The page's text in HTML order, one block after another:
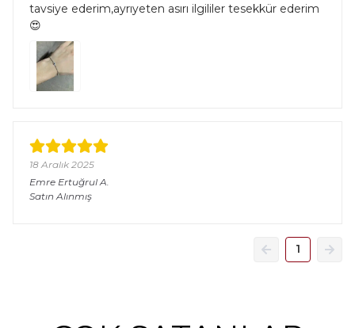
tavsiye ederim,ayrıyeten asırı ilgililer tesekkür ederim
😍
18 Aralık 2025
Emre Ertuğrul A.
Satın Alınmış
1